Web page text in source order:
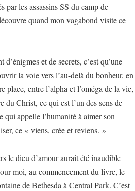
par les assassins SS du camp de
quand mon vagabond visite ce
et de secrets, c’est qu’une
la voie vers l’au-delà du bonheur, en
place, entre l’alpha et l’oméga de la vie,
du Christ, ce qui est l’un des sens de
appelle l’humanité à aimer son
ce « viens, crée et reviens. »
le dieu d’amour aurait été inaudible
moi, au commencement du livre, le
de Bethesda à Central Park. C’est